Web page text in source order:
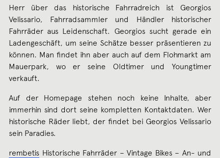
Herr über das historische Fahrradreich ist Georgios
Velissario, Fahrradsammler und Händler historischer
Fahrräder aus Leidenschaft. Georgios sucht gerade ein
Ladengeschäft, um seine Schätze besser präsentieren zu
können. Man findet ihn aber auch auf dem Flohmarkt am
Mauerpark, wo er seine Oldtimer und Youngtimer
verkauft.
Auf der Homepage stehen noch keine Inhalte, aber
immerhin sind dort seine kompletten Kontaktdaten. Wer
historische Räder liebt, der findet bei Georgios Velissario
sein Paradies.
rembetis Historische Fahrräder – Vintage Bikes – An- und